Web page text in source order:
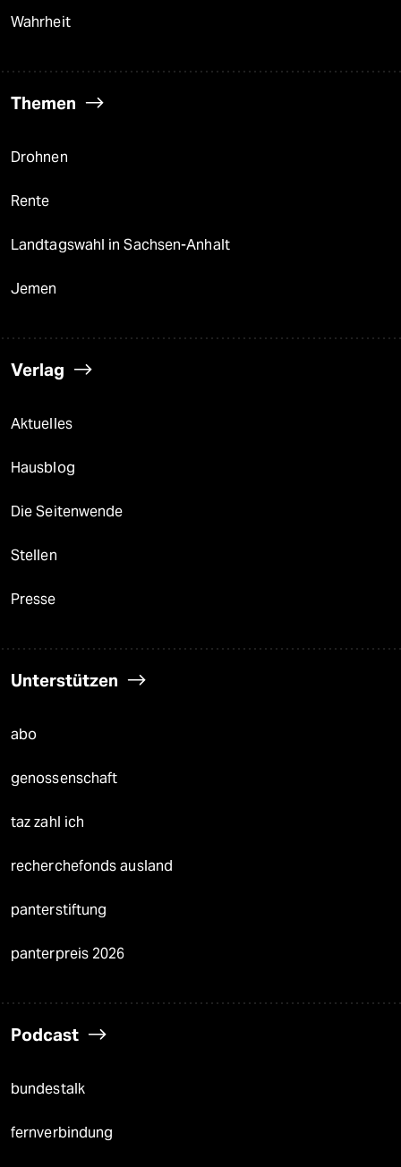
Wahrheit
Themen
Drohnen
Rente
Landtagswahl in Sachsen-Anhalt
Jemen
Verlag
Aktuelles
Hausblog
Die Seitenwende
Stellen
Presse
Unterstützen
abo
genossenschaft
taz zahl ich
recherchefonds ausland
panterstiftung
panterpreis 2026
Podcast
bundestalk
fernverbindung